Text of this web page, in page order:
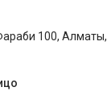
100, Алматы,